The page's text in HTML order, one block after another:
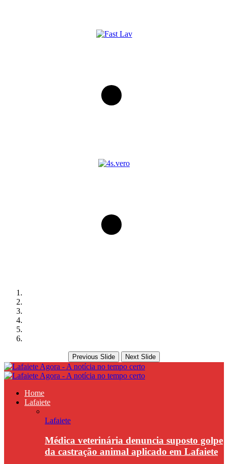
Previous Slide Next Slide
Home
Lafaiete
Lafaiete
Médica veterinária denuncia suposto golpe
da castração animal aplicado em Lafaiete